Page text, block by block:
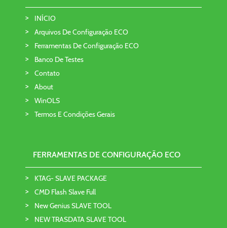
INÍCIO
Arquivos De Configuração ECO
Ferramentas De Configuração ECO
Banco De Testes
Contato
About
WinOLS
Termos E Condições Gerais
FERRAMENTAS DE CONFIGURAÇÃO ECO
KTAG- SLAVE PACKAGE
CMD Flash Slave Full
New Genius SLAVE TOOL
NEW TRASDATA SLAVE TOOL